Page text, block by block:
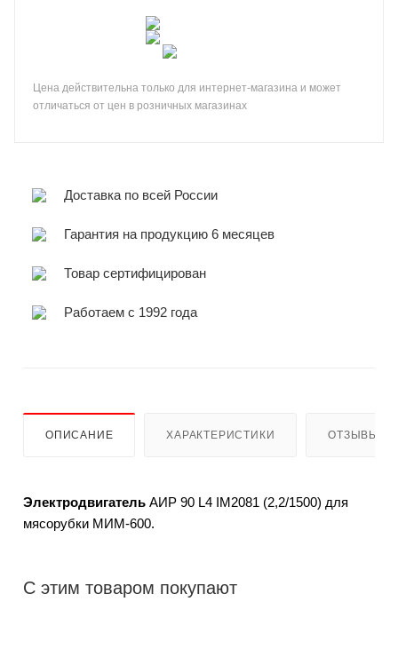
Цена действительна только для интернет-магазина и может
отличаться от цен в розничных магазинах
Доставка по всей России
Гарантия на продукцию 6 месяцев
Товар сертифицирован
Работаем с 1992 года
ОПИСАНИЕ ХАРАКТЕРИСТИКИ ОТЗЫВЫ
Электродвигатель АИР 90 L4 IM2081 (2,2/1500) для
мясорубки МИМ-600.
С этим товаром покупают